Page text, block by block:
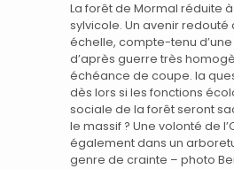
La forêt de Mormal réduite
sylvicole. Un avenir redouté
échelle, compte-tenu
d’après guerre très
échéance de coupe. la
dès lors si les fonctions
sociale de la forêt seront
le massif ? Une volonté de
également dans un
genre de crainte – photo